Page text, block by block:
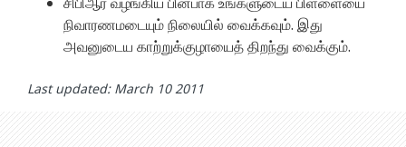
நிவாரணமடையும் நிலையில் வைக்கவும். இது
அவனுடைய காற்றுக்குழாயைத் திறந்து வைக்கும்.
Last updated: March 10 2011